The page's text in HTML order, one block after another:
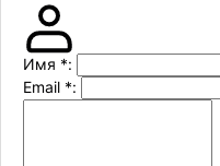
Имя *:
Email *: